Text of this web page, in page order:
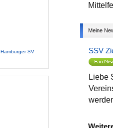
Hamburger SV
Meine
SSV
Liebe